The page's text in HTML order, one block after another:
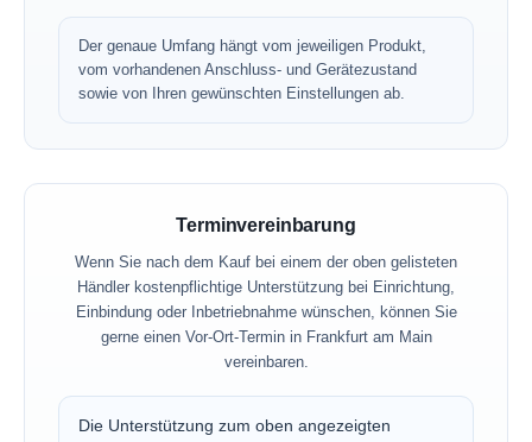
Der genaue Umfang hängt vom jeweiligen Produkt,
vom vorhandenen Anschluss- und Gerätezustand
sowie von Ihren gewünschten Einstellungen ab.
Terminvereinbarung
Wenn Sie nach dem Kauf bei einem der oben gelisteten
Händler kostenpflichtige Unterstützung bei Einrichtung,
Einbindung oder Inbetriebnahme wünschen, können Sie
gerne einen Vor-Ort-Termin in Frankfurt am Main
vereinbaren.
Die Unterstützung zum oben angezeigten